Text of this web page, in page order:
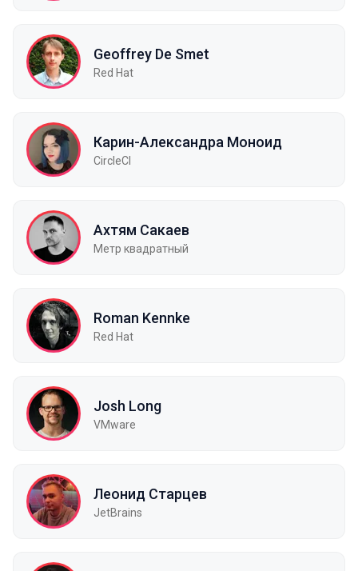
Geoffrey De Smet
Red Hat
Карин-Александра Моноид
CircleCI
Ахтям Сакаев
Метр квадратный
Roman Kennke
Red Hat
Josh Long
VMware
Леонид Старцев
JetBrains